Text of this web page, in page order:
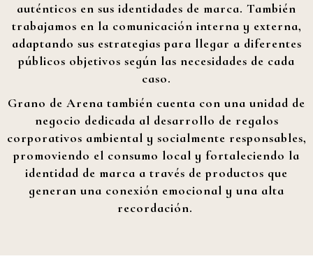
auténticos en sus identidades de marca. También
trabajamos en la comunicación interna y externa,
adaptando sus estrategias para llegar a diferentes
públicos objetivos según las necesidades de cada
caso.
Grano de Arena también cuenta con una unidad de
negocio dedicada al desarrollo de regalos
corporativos ambiental y socialmente responsables,
promoviendo el consumo local y fortaleciendo la
identidad de marca a través deproductos que
generan una conexión emocional y una alta
recordación.